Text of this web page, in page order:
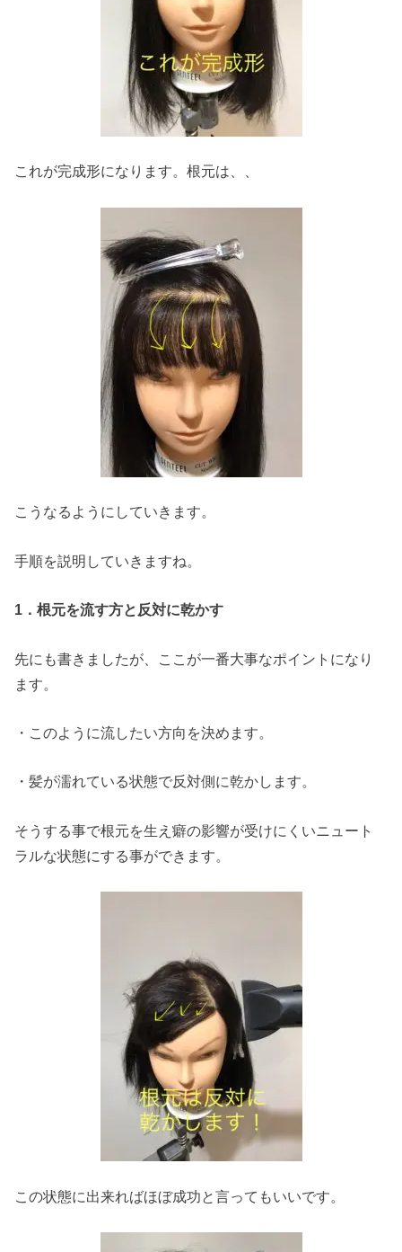
これが完成形になります。根元は、、
こうなるようにしていきます。
手順を説明していきますね。
1．根元を流す方と反対に乾かす
先にも書きましたが、ここが一番大事なポイントになり
ます。
・このように流したい方向を決めます。
・髪が濡れている状態で反対側に乾かします。
そうする事で根元を生え癖の影響が受けにくいニュート
ラルな状態にする事ができます。
この状態に出来ればほぼ成功と言ってもいいです。